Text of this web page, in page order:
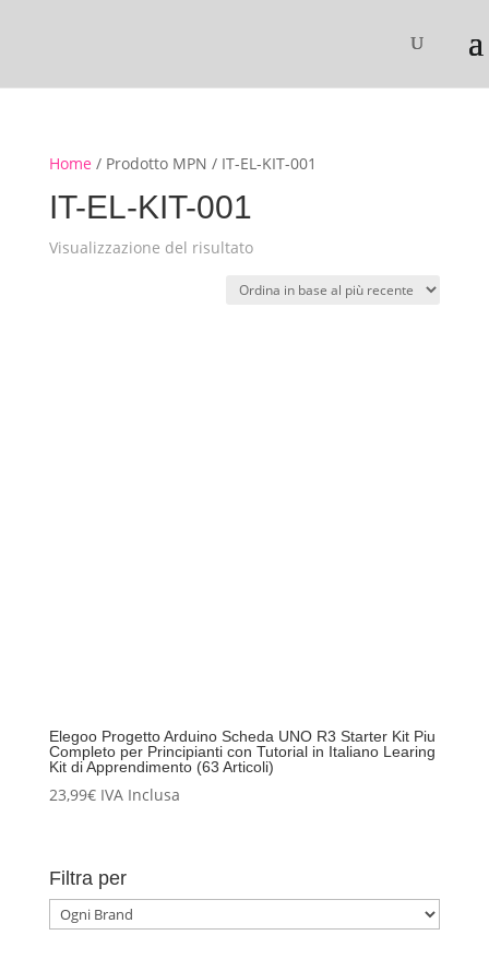
Home / Prodotto MPN / IT-EL-KIT-001
IT-EL-KIT-001
Visualizzazione del risultato
Elegoo Progetto Arduino Scheda UNO R3 Starter Kit Piu
Completo per Principianti con Tutorial in Italiano Learing
Kit di Apprendimento (63 Articoli)
23,99€ IVA Inclusa
Filtra per